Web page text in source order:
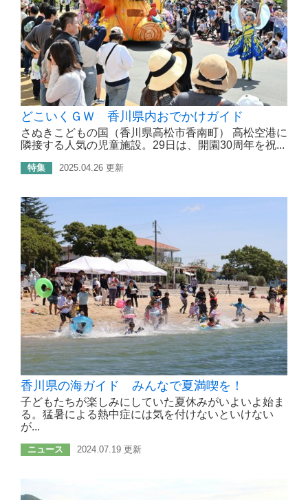
どこいくＧＷ 香川県内おでかけガイド
さぬきこどもの国（香川県高松市香南町） 高松空港に
隣接する人気の児童施設。29日は、開園30周年を祝...
特集 2025.04.26 更新
香川県の海ガイド みんなで夏満喫を！
子どもたちが楽しみにしていた夏休みがいよいよ始ま
る。猛暑による熱中症には気を付けないといけない
が...
ニュース 2024.07.19 更新